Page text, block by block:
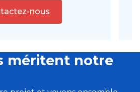
nous
méritent notre